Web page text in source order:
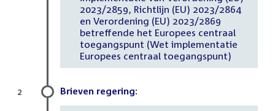
2023/2859, Richtlijn (EU) 2023/2864
en Verordening (EU) 2023/2869
betreffende het Europees centraal
toegangspunt (Wet implementatie
Europees centraal toegangspunt)
Brieven regering:
2